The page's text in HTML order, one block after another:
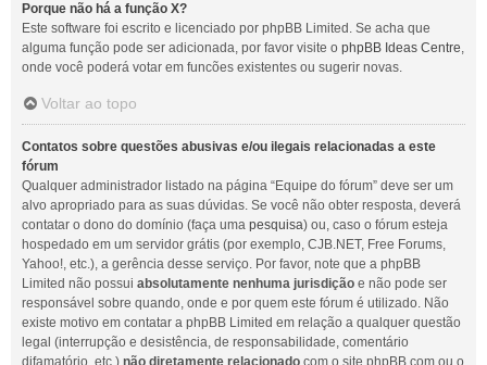
Porque não há a função X?
Este software foi escrito e licenciado por phpBB Limited. Se acha que
alguma função pode ser adicionada, por favor visite o phpBB Ideas Centre,
onde você poderá votar em funcões existentes ou sugerir novas.
Voltar ao topo
Contatos sobre questões abusivas e/ou ilegais relacionadas a este
fórum
Qualquer administrador listado na página “Equipe do fórum” deve ser um
alvo apropriado para as suas dúvidas. Se você não obter resposta, deverá
contatar o dono do domínio (faça uma pesquisa) ou, caso o fórum esteja
hospedado em um servidor grátis (por exemplo, CJB.NET, Free Forums,
Yahoo!, etc.), a gerência desse serviço. Por favor, note que a phpBB
Limited não possui absolutamente nenhuma jurisdição e não pode ser
responsável sobre quando, onde e por quem este fórum é utilizado. Não
existe motivo em contatar a phpBB Limited em relação a qualquer questão
legal (interrupção e desistência, de responsabilidade, comentário
difamatório, etc.) não diretamente relacionado com o site phpBB.com ou o